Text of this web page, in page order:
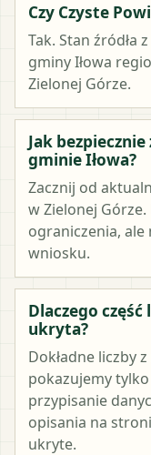
Czy Czyste
Tak. Stan źródła
gminy Iłowa
Zielonej Górze.
Jak
gminie Iłowa?
Zacznij od
w Zielonej
ograniczenia, ale
wniosku.
Dlaczego
ukryta?
Dokładne liczby
pokazujemy
przypisanie
opisania na
ukryte.